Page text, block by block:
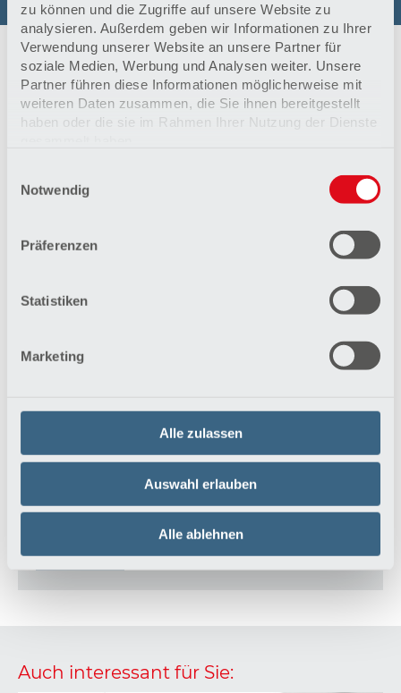
zu können und die Zugriffe auf unsere Website zu
analysieren. Außerdem geben wir Informationen zu Ihrer
Verwendung unserer Website an unsere Partner für
soziale Medien, Werbung und Analysen weiter. Unsere
Partner führen diese Informationen möglicherweise mit
weiteren Daten zusammen, die Sie ihnen bereitgestellt
haben oder die sie im Rahmen Ihrer Nutzung der Dienste
Impressum
Notwendig
Präferenzen
Statistiken
Marketing
Alle zulassen
Auswahl erlauben
Alle ablehnen
Das Ärzte-Team
Erfahrene Spezialisten auf dem Gebiet der
Mehr erfahren
Ob Vorhofflimmern oder Herzschwäche – in der
kardiologische Praxis bietet verschiedenste
Untersuchungs- und Behandlungsmethoden.
Auch interessant für Sie: